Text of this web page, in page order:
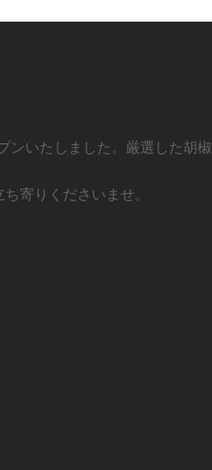
ンいたしました。厳選した胡椒
寄りくださいませ。